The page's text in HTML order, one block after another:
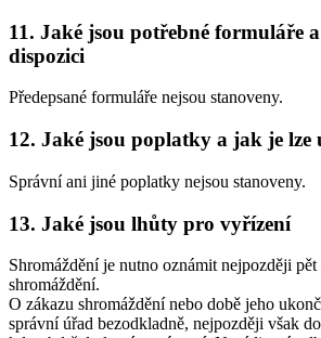
11. Jaké jsou potřebné formuláře
dispozici
Předepsané formuláře nejsou stanoveny.
12. Jaké jsou poplatky a jak je lze
Správní ani jiné poplatky nejsou stanoveny.
13. Jaké jsou lhůty pro vyřízení
Shromáždění je nutno oznámit nejpozději
shromáždění.
O zákazu shromáždění nebo době jeho
správní úřad bezodkladně, nejpozději však